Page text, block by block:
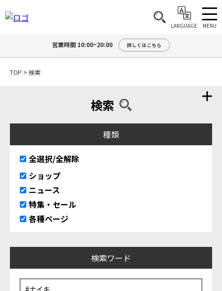
LANGUAGE MENU
営業時間 10:00~20:00 詳しくはこちら
TOP > 検索
検索
種類
全選択/全解除
ショップ
ニュース
特集・セール
各種ページ
検索ワード